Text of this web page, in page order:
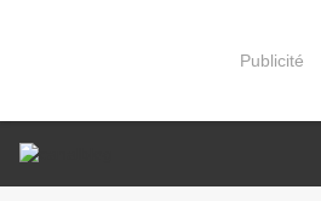
Publicité